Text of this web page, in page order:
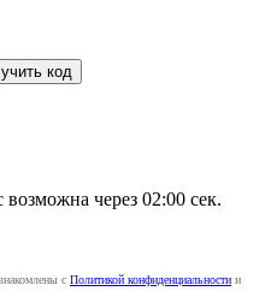
код
возможна через 02:00 сек.
с Политикой конфиденциальности и